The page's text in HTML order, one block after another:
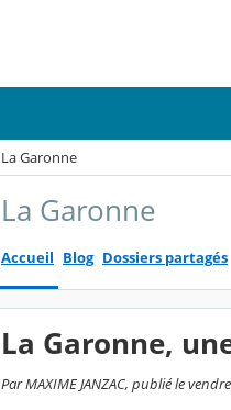
La Garonne
La Garonne
Accueil Blog Dossiers partagés
La Garonne,
Par MAXIME JANZAC, publié le